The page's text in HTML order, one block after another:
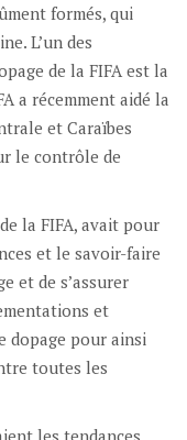
formés, qui
L’un des
de la FIFA est la
a récemment aidé la
et Caraïbes
le contrôle de
la FIFA, avait pour
et le savoir-faire
et de s’assurer
et
dopage pour ainsi
toutes les
les tendances